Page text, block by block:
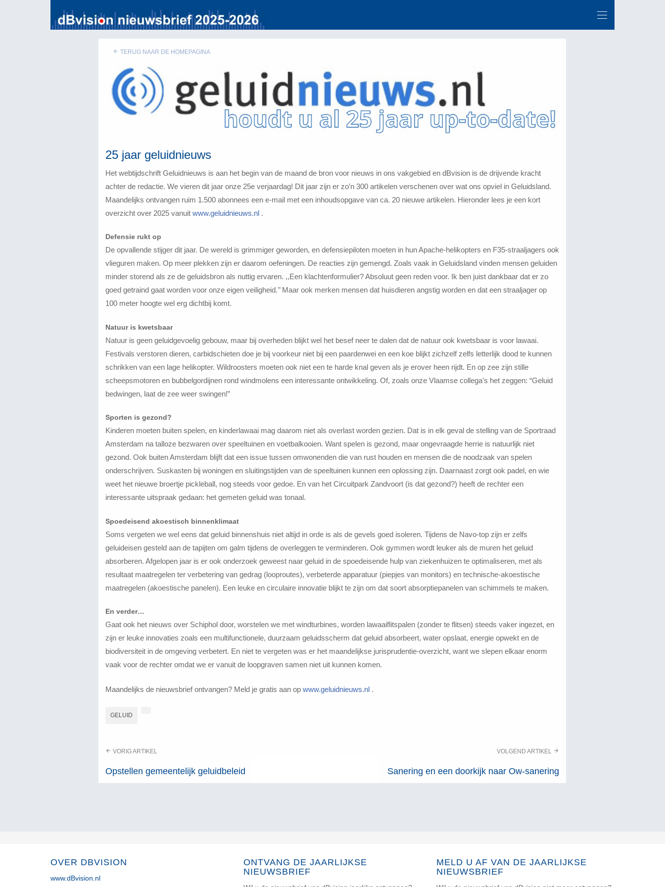
TERUG NAAR DE HOMEPAGINA
25 jaar geluidnieuws
Het webtijdschrift Geluidnieuws is aan het begin van de maand de bron voor nieuws in ons vakgebied en dBvision is de drijvende kracht
achter de redactie. We vieren dit jaar onze 25e verjaardag! Dit jaar zijn er zo’n 300 artikelen verschenen over wat ons opviel in Geluidsland.
Maandelijks ontvangen ruim 1.500 abonnees een e-mail met een inhoudsopgave van ca. 20 nieuwe artikelen. Hieronder lees je een kort
overzicht over 2025 vanuitwww.geluidnieuws.nl .
Defensie rukt op
De opvallende stijger dit jaar. De wereld is grimmiger geworden, en defensiepiloten moeten in hun Apache-helikopters en F35-straaljagers ook
vlieguren maken. Op meer plekken zijn er daarom oefeningen. De reacties zijn gemengd. Zoals vaak in Geluidsland vinden mensen geluiden
minder storend als ze de geluidsbron als nuttig ervaren. ,,Een klachtenformulier? Absoluut geen reden voor. Ik ben juist dankbaar dat er zo
goed getraind gaat worden voor onze eigen veiligheid.’’ Maar ook merken mensen dat huisdieren angstig worden en dat een straaljager op
100 meter hoogte wel erg dichtbij komt.
Natuur is kwetsbaar
Natuur is geen geluidgevoelig gebouw, maar bij overheden blijkt wel het besef neer te dalen dat de natuur ook kwetsbaar is voor lawaai.
Festivals verstoren dieren, carbidschieten doe je bij voorkeur niet bij een paardenwei en een koe blijkt zichzelf zelfs letterlijk dood te kunnen
schrikken van een lage helikopter. Wildroosters moeten ook niet een te harde knal geven als je erover heen rijdt. En op zee zijn stille
scheepsmotoren en bubbelgordijnen rond windmolens een interessante ontwikkeling. Of, zoals onze Vlaamse collega’s het zeggen: “Geluid
bedwingen, laat de zee weer swingen!”
Sporten is gezond?
Kinderen moeten buiten spelen, en kinderlawaai mag daarom niet als overlast worden gezien. Dat is in elk geval de stelling van de Sportraad
Amsterdam na talloze bezwaren over speeltuinen en voetbalkooien. Want spelen is gezond, maar ongevraagde herrie is natuurlijk niet
gezond. Ook buiten Amsterdam blijft dat een issue tussen omwonenden die van rust houden en mensen die de noodzaak van spelen
onderschrijven. Suskasten bij woningen en sluitingstijden van de speeltuinen kunnen een oplossing zijn. Daarnaast zorgt ook padel, en wie
weet het nieuwe broertje pickleball, nog steeds voor gedoe. En van het Circuitpark Zandvoort (is dat gezond?) heeft de rechter een
interessante uitspraak gedaan: het gemeten geluid was tonaal.
Spoedeisend akoestisch binnenklimaat
Soms vergeten we wel eens dat geluid binnenshuis niet altijd in orde is als de gevels goed isoleren. Tijdens de Navo-top zijn er zelfs
geluideisen gesteld aan de tapijten om galm tijdens de overleggen te verminderen. Ook gymmen wordt leuker als de muren het geluid
absorberen. Afgelopen jaar is er ook onderzoek geweest naar geluid in de spoedeisende hulp van ziekenhuizen te optimaliseren, met als
resultaat maatregelen ter verbetering van gedrag (looproutes), verbeterde apparatuur (piepjes van monitors) en technische-akoestische
maatregelen (akoestische panelen). Een leuke en circulaire innovatie blijkt te zijn om dat soort absorptiepanelen van schimmels te maken.
En verder…
Gaat ook het nieuws over Schiphol door, worstelen we met windturbines, worden lawaaiflitspalen (zonder te flitsen) steeds vaker ingezet, en
zijn er leuke innovaties zoals een multifunctionele, duurzaam geluidsscherm dat geluid absorbeert, water opslaat, energie opwekt en de
biodiversiteit in de omgeving verbetert. En niet te vergeten was er het maandelijkse jurisprudentie-overzicht, want we slepen elkaar enorm
vaak voor de rechter omdat we er vanuit de loopgraven samen niet uit kunnen komen.
Maandelijks de nieuwsbrief ontvangen? Meld je gratis aan opwww.geluidnieuws.nl .
GELUID
VORIG ARTIKEL
Opstellen gemeentelijk geluidbeleid
VOLGEND ARTIKEL
Sanering en een doorkijk naar Ow-sanering
OVER DBVISION
www.dBvision.nl
ONTVANG DE JAARLIJKSE
NIEUWSBRIEF
MELD U AF VAN DE JAARLIJKSE
NIEUWSBRIEF